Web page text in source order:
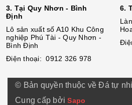
3. Tại Quy Nhơn - Bình
Định
Lô sản xuất số A10 Khu Công
nghiệp Phú Tài - Quy Nhơn -
Bình Định
Điện thoại: 0912 326 978
6.
© Bản quyền thuộc về Đá tự
Cung cấp bởiSapo